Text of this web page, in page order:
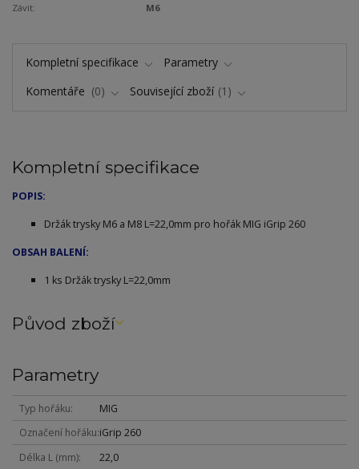
Závit:
M6
Kompletní specifikace
Parametry
Komentáře
0 Související zboží 1
Kompletní specifikace
POPIS:
Držák trysky M6 a M8 L=22,0mm pro hořák MIG iGrip 260
OBSAH BALENÍ:
1 ks Držák trysky L=22,0mm
Původ zboží
Parametry
Typ hořáku
MIG
Označení hořáku iGrip 260
Délka L (mm)
22,0